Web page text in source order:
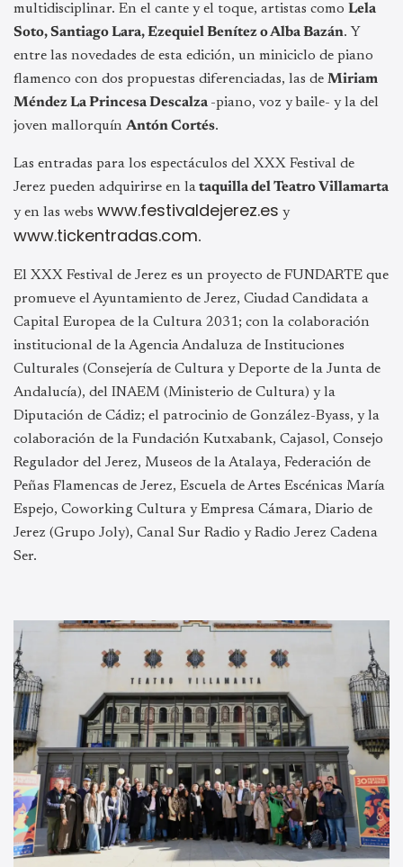
multidisciplinar. En el cante y el toque, artistas como Lela
Soto, Santiago Lara, Ezequiel Benítez oAlba Bazán. Y
entre las novedades de esta edición, un miniciclo de piano
flamenco con dos propuestas diferenciadas, las de Miriam
Méndez La Princesa Descalza -piano, voz y baile- y la del
joven mallorquín Antón Cortés.
Las entradas para los espectáculos del XXX Festival de
Jerez pueden adquirirse en lataquilla del Teatro Villamarta
y en las webs www.festivaldejerez.es y
www.tickentradas.com.
El XXX Festival de Jerez es un proyecto de FUNDARTE que
promueve el Ayuntamiento de Jerez, Ciudad Candidata a
Capital Europea de la Cultura 2031; con la colaboración
institucional de la Agencia Andaluza de Instituciones
Culturales (Consejería de Cultura y Deporte de la Junta de
Andalucía), del INAEM (Ministerio de Cultura) y la
Diputación de Cádiz; el patrocinio de González-Byass, y la
colaboración de la Fundación Kutxabank, Cajasol, Consejo
Regulador del Jerez, Museos de la Atalaya, Federación de
Peñas Flamencas de Jerez, Escuela de Artes Escénicas María
Espejo, Coworking Cultura y Empresa Cámara, Diario de
Jerez (Grupo Joly), Canal Sur Radio y Radio Jerez Cadena
Ser.